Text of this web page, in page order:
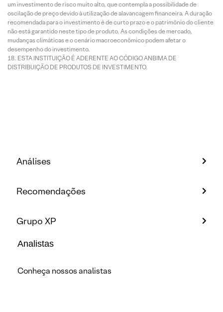
um investimento de risco muito alto, que contempla a possibilidade de
oscilação de preço devido à utilização de alavancagem financeira. A duração
recomendada para o investimento é de curto prazo e o patrimônio do cliente
não está garantido neste tipo de produto. As condições de mercado,
mudanças climáticas e o cenário macroeconômico podem afetar o
desempenho do investimento.
ESTA INSTITUIÇÃO É ADERENTE AO CÓDIGO ANBIMA DE
DISTRIBUIÇÃO DE PRODUTOS DE INVESTIMENTO.
Análises
Recomendações
Grupo XP
Analistas
Conheça nossos analistas